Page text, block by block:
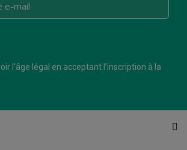
l’âge légal en acceptant l’inscription à la